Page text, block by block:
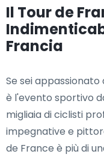
Il Tour de
Francia
Se sei appassionato
è l'evento sportivo
migliaia di ciclisti
impegnative e
de France è più di